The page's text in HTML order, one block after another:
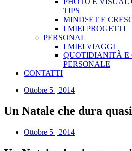
PHOTO E VISUAL
TIPS
MINDSET E
I MIEI PROGETTI
PERSONAL
I MIEI VIAGGI
QUOTIDIANITÀ E
PERSONALE
CONTATTI
Ottobre 5 | 2014
Un Natale che dura
Ottobre 5 | 2014